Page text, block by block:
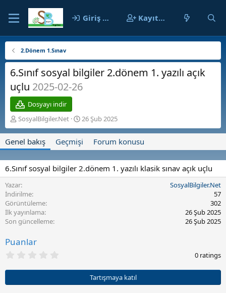
Giriş yap Kayıt ol
2.Dönem 1.Sınav
6.Sınıf sosyal bilgiler 2.dönem 1. yazılı açık
uçlu 2025-02-26
Dosyayı indir
Y
a
a
SosyalBilgiler.Net
O
l
ş
r
26 Şub 2025
Genel bakış Geçmişi Forum konusu
6.Sınıf sosyal bilgiler 2.dönem 1. yazılı klasik sınav açık uçlu
Yazar
SosyalBilgiler.Net
İndirilme
57
Görüntüleme
302
İlk yayınlama
26 Şub 2025
Son güncelleme
26 Şub 2025
Puanlar
0
y
0 ratings
Tartışmaya katıl